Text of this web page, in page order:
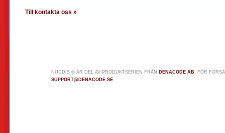
Till kontakta oss »
NUDDIS © ÄR DEL AV PRODUKTSERIEN FRÅN DENACODE AB . FÖR
SUPPORT@DENACODE.SE